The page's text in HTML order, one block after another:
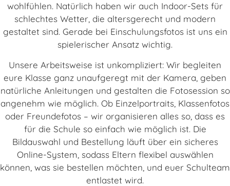
wohlfühlen. Natürlich haben wir auch Indoor-Sets für
schlechtes Wetter, die altersgerecht und modern
gestaltet sind. Gerade bei Einschulungsfotos ist uns ein
spielerischer Ansatz wichtig.
Unsere Arbeitsweise ist unkompliziert: Wir begleiten
eure Klasse ganz unaufgeregt mit der Kamera, geben
natürliche Anleitungen und gestalten die Fotosession so
angenehm wie möglich. Ob Einzelportraits, Klassenfotos
oder Freundefotos – wir organisieren alles so, dass es
für die Schule so einfach wie möglich ist. Die
Bildauswahl und Bestellung läuft über ein sicheres
Online-System, sodass Eltern flexibel auswählen
können, was sie bestellen möchten, und euer Schulteam
entlastet wird.